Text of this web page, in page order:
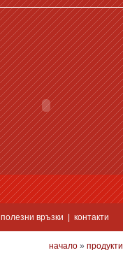
полезни връзки контакти
начало » продукти